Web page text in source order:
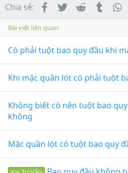
Chia sẻ: Facebook
TwitterReddit Tumblr
Bài viết liên quan
Có phải tuột bao quy đầu khi
Khi mặc quần lót có phải tuột
Không biết có nên tuột bao
không
Mặc quần lót có tuột bao quy